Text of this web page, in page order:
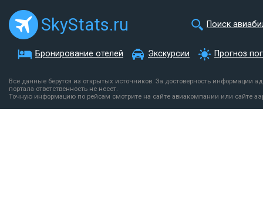
SkyStats.ru Поиск
Бронирование отелей Экскурсии Прогноз
Все данные берутся из открытых источников. За достоверность информации
портала ответственность не несет.
Точную информацию по рейсам смотрите на сайте авиакомпании или сайте